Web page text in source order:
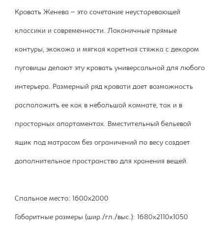
Кровать Женева – это сочетание неустаревающей
классики и современности. Лаконичные прямые
контуры, экокожа и мягкая каретная стяжка с декором
пуговицы делают эту кровать универсальной для любого
интерьера. Размерный ряд кровати дает возможность
расположить ее как в небольшой комнате, так и в
просторных апартаментах. Вместительный бельевой
ящик под матрасом без ограничений по весу создает
дополнительное пространство для хранения вещей.
Спальное место: 1600х2000
Габаритные размеры (шир./гл./выс.): 1680х2110х1050